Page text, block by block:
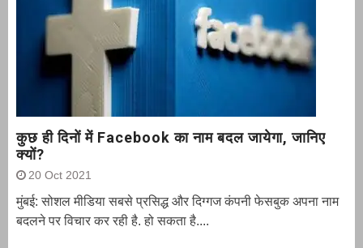
कुछ ही दिनों में Facebook का नाम बदल जायेगा, जानिए
क्यों?
20 Oct 2021
मुंबई: सोशल मीडिया सबसे प्रसिद्ध और दिग्गज कंपनी फेसबुक अपना नाम
बदलने पर विचार कर रही है. हो सकता है....